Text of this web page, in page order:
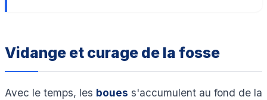
Vidange et curage de la fosse
Avec le temps, les boues s'accumulent au fond de la